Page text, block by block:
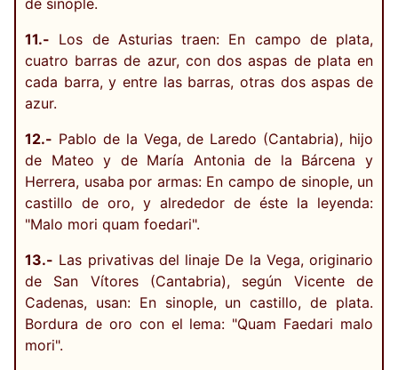
11.- Los de Asturias traen: En campo de plata,
cuatro barras de azur, con dos aspas de plata en
cada barra, y entre las barras, otras dos aspas de
azur.
12.- Pablo de la Vega, de Laredo (Cantabria), hijo
de Mateo y de María Antonia de la Bárcena y
Herrera, usaba por armas: En campo de sinople, un
castillo de oro, y alrededor de éste la leyenda:
"Malo mori quam foedari".
13.- Las privativas del linaje De la Vega, originario
de San Vítores (Cantabria), según Vicente de
Cadenas, usan: En sinople, un castillo, de plata.
Bordura de oro con el lema: "Quam Faedari malo
mori".